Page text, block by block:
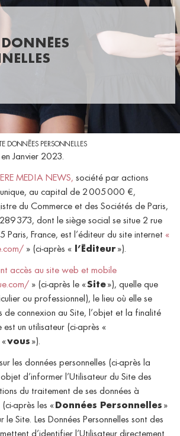
DONNÉES PERSONNELLES
Janvier 2023.
MEDIA NEWS, société par actions
au capital de 2 005 000 €,
du Commerce et des Sociétés de Paris,
373, dont le siège social se situe 2 rue
Paris, France, est l’éditeur du site internet «
» (ci-après « l’Éditeur »).
accès au site web et mobile
» (ci-après le «Site»), quelle que
ou professionnel), le lieu où elle se
de connexion au Site, l’objet et la finalité
est un utilisateur (ci-après «
«vous »).
les données personnelles (ci-après la
d’informer l’Utilisateur du Site des
du traitement de ses données à
après les « Données Personnelles »
le Site. Les Données Personnelles sont des
d’identifier l’Utilisateur directement